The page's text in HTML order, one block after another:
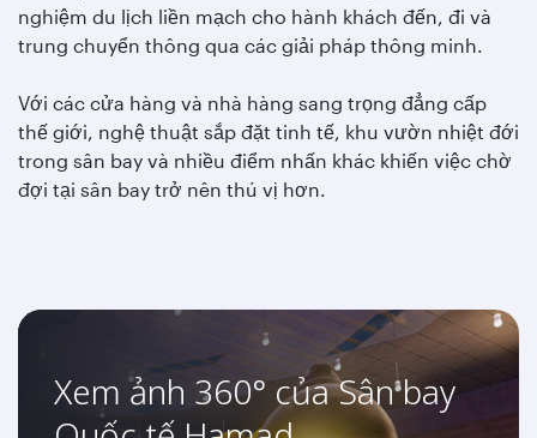
nghiệm du lịch liền mạch cho hành khách đến, đi và
trung chuyển thông qua các giải pháp thông minh.
Với các cửa hàng và nhà hàng sang trọng đẳng cấp
thế giới, nghệ thuật sắp đặt tinh tế, khu vườn nhiệt đới
trong sân bay và nhiều điểm nhấn khác khiến việc chờ
đợi tại sân bay trở nên thú vị hơn.
Xem ảnh 360° của Sân bay